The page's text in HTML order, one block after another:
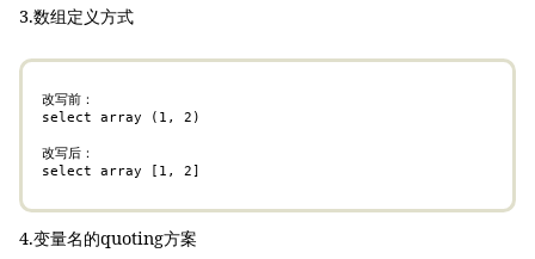
3.数组定义方式
改写前：
select array (1, 2)
改写后：
select array [1, 2]
4.变量名的quoting方案